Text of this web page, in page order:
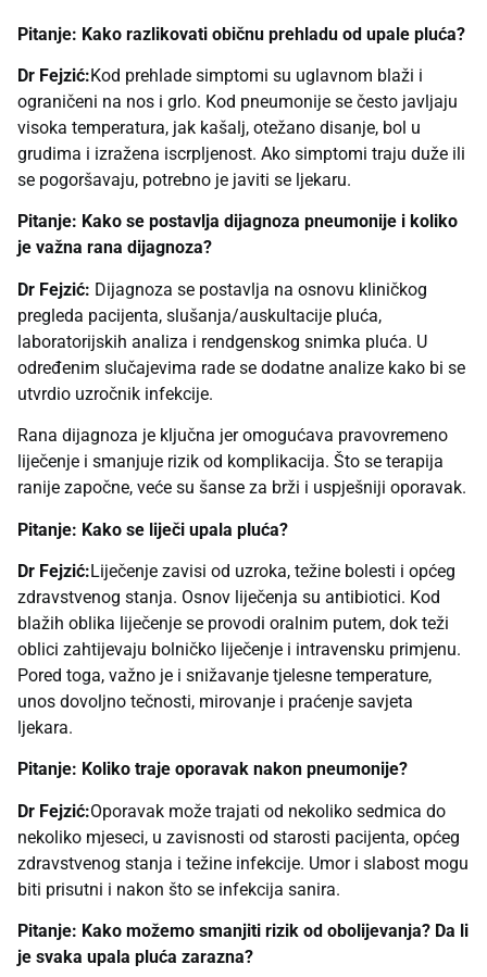
Pitanje: Kako razlikovati običnu prehladu od upale pluća?
Dr Fejzić:Kod prehlade simptomi su uglavnom blaži i
ograničeni na nos i grlo. Kod pneumonije se često javljaju
visoka temperatura, jak kašalj, otežano disanje, bol u
grudima i izražena iscrpljenost. Ako simptomi traju duže ili
se pogoršavaju, potrebno je javiti se ljekaru.
Pitanje: Kako se postavlja dijagnoza pneumonije i koliko
je važna rana dijagnoza?
Dr Fejzić: Dijagnoza se postavlja na osnovu kliničkog
pregleda pacijenta, slušanja/auskultacije pluća,
laboratorijskih analiza i rendgenskog snimka pluća. U
određenim slučajevima rade se dodatne analize kako bi se
utvrdio uzročnik infekcije.
Rana dijagnoza je ključna jer omogućava pravovremeno
liječenje i smanjuje rizik od komplikacija. Što se terapija
ranije započne, veće su šanse za brži i uspješniji oporavak.
Pitanje: Kako se liječi upala pluća?
Dr Fejzić:Liječenje zavisi od uzroka, težine bolesti i općeg
zdravstvenog stanja. Osnov liječenja su antibiotici. Kod
blažih oblika liječenje se provodi oralnim putem, dok teži
oblici zahtijevaju bolničko liječenje i intravensku primjenu.
Pored toga, važno je i snižavanje tjelesne temperature,
unos dovoljno tečnosti, mirovanje i praćenje savjeta
ljekara.
Pitanje: Koliko traje oporavak nakon pneumonije?
Dr Fejzić:Oporavak može trajati od nekoliko sedmica do
nekoliko mjeseci, u zavisnosti od starosti pacijenta, općeg
zdravstvenog stanja i težine infekcije. Umor i slabost mogu
biti prisutni i nakon što se infekcija sanira.
Pitanje: Kako možemo smanjiti rizik od obolijevanja? Da li
je svaka upala pluća zarazna?